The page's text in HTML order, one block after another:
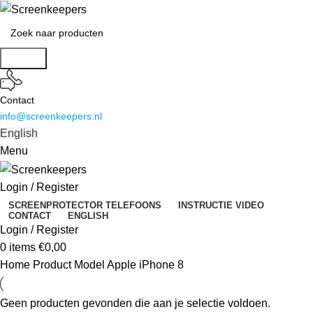
Contact
info@screenkeepers.nl
English
Menu
Login / Register
SCREENPROTECTOR TELEFOONS
INSTRUCTIE VIDEO
CONTACT
ENGLISH
Login / Register
0 items €0,00
Home Product Model Apple iPhone 8
Geen producten gevonden die aan je selectie voldoen.